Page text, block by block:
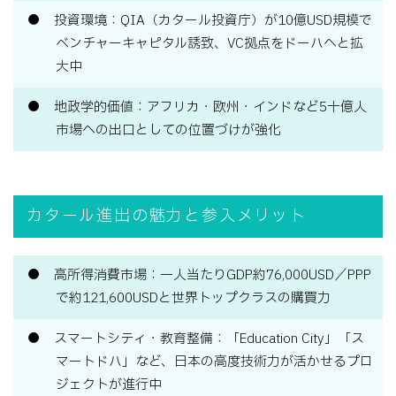
投資環境：QIA（カタール投資庁）が10億USD規模で
ベンチャーキャピタル誘致、VC拠点をドーハへと拡
大中
地政学的価値：アフリカ・欧州・インドなど5十億人
市場への出口としての位置づけが強化
カタール進出の魅力と参入メリット
高所得消費市場：一人当たりGDP約76,000USD／PPP
で約121,600USDと世界トップクラスの購買力
スマートシティ・教育整備：「Education City」「ス
マートドハ」など、日本の高度技術力が活かせるプロ
ジェクトが進行中